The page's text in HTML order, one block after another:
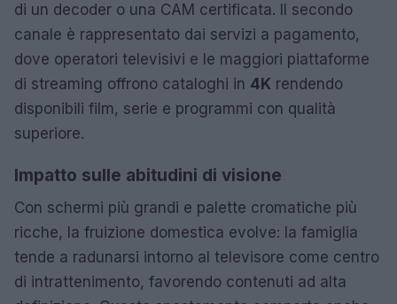
di un decoder o una CAM certificata. Il secondo
canale è rappresentato dai servizi a pagamento,
dove operatori televisivi e le maggiori piattaforme
di streaming offrono cataloghi in 4K rendendo
disponibili film, serie e programmi con qualità
superiore.
Impatto sulle abitudini di visione
Con schermi più grandi e palette cromatiche più
ricche, la fruizione domestica evolve: la famiglia
tende a radunarsi intorno al televisore come centro
di intrattenimento, favorendo contenuti ad alta